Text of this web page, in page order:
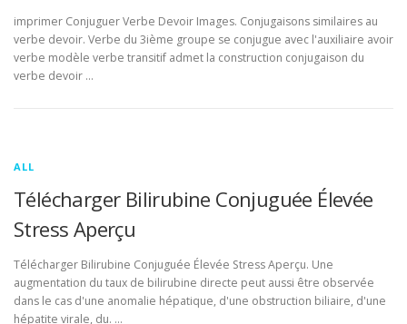
imprimer Conjuguer Verbe Devoir Images. Conjugaisons similaires au
verbe devoir. Verbe du 3ième groupe se conjugue avec l'auxiliaire avoir
verbe modèle verbe transitif admet la construction conjugaison du
verbe devoir …
ALL
Télécharger Bilirubine Conjuguée Élevée
Stress Aperçu
Télécharger Bilirubine Conjuguée Élevée Stress Aperçu. Une
augmentation du taux de bilirubine directe peut aussi être observée
dans le cas d'une anomalie hépatique, d'une obstruction biliaire, d'une
hépatite virale, du. …